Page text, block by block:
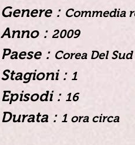
Genere : Commedia
Anno : 2009
Paese : Corea Del Sud
Stagioni : 1
Episodi : 16
Durata : 1 ora circa